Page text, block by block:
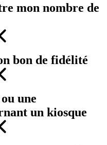
mon nombre de
bon de fidélité
une
un kiosque